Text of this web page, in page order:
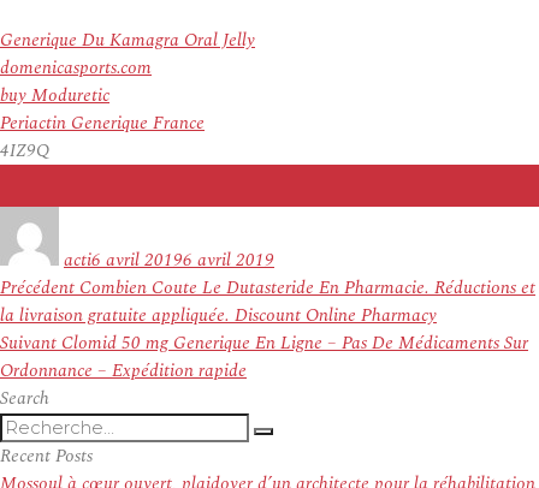
Generique Du Kamagra Oral Jelly
domenicasports.com
buy Moduretic
Periactin Generique France
4IZ9Q
actile
6 avril 20196 avril 2019
Navigation
de
l’article
Précédent Article
précédent :
Combien Coute Le Dutasteride En Pharmacie. Réductions et
la livraison gratuite appliquée. Discount Online Pharmacy
Suivant Article
suivant :
Clomid 50 mg Generique En Ligne – Pas De Médicaments Sur
Ordonnance – Expédition rapide
Search
Recherche
pour
:
Recherche
Recent Posts